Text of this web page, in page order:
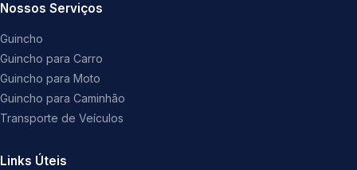
Nossos Serviços
Guincho
Guincho para Carro
Guincho para Moto
Guincho para Caminhão
Transporte de Veículos
Links Úteis